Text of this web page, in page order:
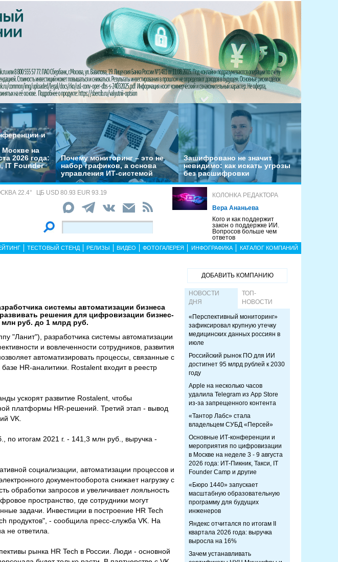
и
на
2026 года:
IT Founder
Почему мониторинг – это не
набор графиков, а основа
управления ИТ-системой
Зашифровано не значит
невидимо: как искать угрозы
без расшифровки
22.4° ЦБ USD 80.93 EUR 93.19
КОЛОНКА РЕДАКТОРА
Вера Ананьева
Кого и как поддержит
закон о поддержке ИИ.
Вопросов больше чем
ответов
ТЕСТОВЫЙ СТЕНД РЕЛИЗЫ ВИДЕО ФОТОГАЛЕРЕЯ ИНФОГРАФИКА КАТАЛОГ КОМПАНИЙ
сис­те­мы ав­то­мати­зации биз­не­са
ре­шения для циф­ро­виза­ции биз­нес-
млн руб. до 1 млрд руб.
"Ланит"), разработчика системы автоматизации
и вовлеченности сотрудников, развития
автоматизировать процессы, связанные с
HR-аналитики. Rostalent входит в реестр
ускорят развитие Rostalent, чтобы
платформы HR-решений. Третий этап - вывод
VK.
по итогам 2021 г. - 141,3 млн руб., выручка -
социализации, автоматизации процессов и
документооборота снижает нагрузку с
обработки запросов и увеличивает лояльность
пространство, где сотрудники могут
задачи. Инвестиции в построение HR Tech
продуктов", - сообщила пресс-служба VK. На
не ответила.
рынка HR Tech в России. Люди - основной
ДОБАВИТЬ КОМПАНИЮ
НОВОСТИ
ДНЯ
ТОП-
НОВОСТИ
«Перспективный мониторинг»
зафиксировал крупную утечку
медицинских данных россиян в
июле
Российский рынок ПО для ИИ
достигнет 95 млрд рублей к 2030
году
Apple на несколько часов
удалила Telegram из App Store
из-за запрещенного контента
«Тантор Лабс» стала
владельцем СУБД «Персей»
Основные ИТ-конференции и
мероприятия по цифровизации
в Москве на неделе 3 - 9 августа
2026 года: ИТ-Пикник, Такси, IT
Founder Camp и другие
«Бюро 1440» запускает
масштабную образовательную
программу для будущих
инженеров
Яндекс отчитался по итогам II
квартала 2026 года: выручка
выросла на 16%
Зачем устанавливать